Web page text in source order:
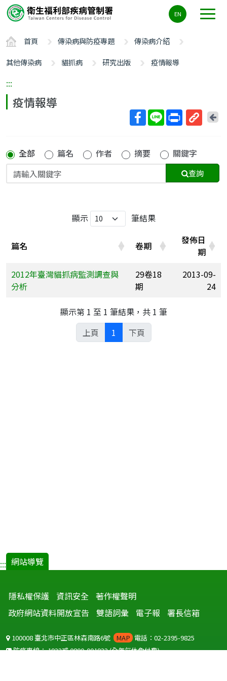
要
容
ALT+C
EN
首頁 傳染病與防疫專題
傳染病介紹
其他傳染病
貓抓病 研究出版 疫情報導
:::
疫情報導
短
網
址
回
全部 篇名 作者 摘要 關鍵字
查詢
顯示 筆結果
篇名 卷期
發佈日
期
2012年臺灣貓抓病監測調查與
分析
29卷18
期
2013-09-
24
顯示第 1 至 1 筆結果，共 1 筆
上頁
1 下頁
::: 網站導覽
隱私權保護 資訊安全 著作權聲明
政府網站資料開放宣告
雙語詞彙 電子報 署長信箱
100008 臺北市中正區林森南路6號 MAP 電話：02-2395-9825
防疫專線：1922或0800-001922(全年無休免付費)